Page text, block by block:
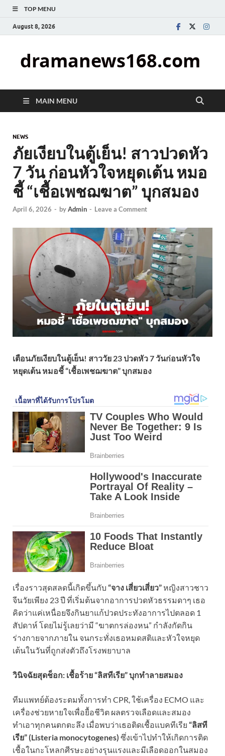
TOP MENU
August 8, 2026
dramanews168.com
MAIN MENU
NEWS
ภัยเงียบในตู้เย็น! สาวปวดหัว
7 วัน ก่อนหัวใจหยุดเต้น หมอ
ชี้ “เชื้อเพชฌฆาต” บุกสมอง
April 6, 2026 - byAdmin - Leave a Comment
เตือนภัยเงียบในตู้เย็น! สาววัย 23 ปวดหัว 7 วันก่อนหัวใจ
หยุดเต้น หมอชี้ “เชื้อเพชฌฆาต” บุกสมอง
เรื่องราวสุดสลดนี้เกิดขึ้นกับ “จาง เสี่ยวเสี่ยว”หญิงสาวชาว
จีนวัยเพียง 23 ปี ที่เริ่มต้นจากอาการปวดหัวธรรมดาๆ เธอ
คิดว่าแค่เหนื่อยจึงกินยาแก้ปวดประทังอาการไปตลอด 1
สัปดาห์ โดยไม่รู้เลยว่ามี “ฆาตกรล่องหน” กำลังกัดกิน
ร่างกายจากภายใน จนกระทั่งเธอหมดสติและหัวใจหยุด
เต้นในวันที่ถูกส่งตัวถึงโรงพยาบาล
วินิจฉัยสุดช็อก: เชื้อร้าย “ลิสทีเรีย” บุกทำลายสมอง
ทีมแพทย์ต้องระดมทั้งการทำ CPR, ใช้เครื่อง ECMO และ
เครื่องช่วยหายใจเพื่อยื้อชีวิต ผลตรวจเลือดและสมอง
ทำเอาทุกคนตกตะลึง เมื่อพบว่าเธอติดเชื้อแบคทีเรีย “ลิสที
เรีย” (Listeria monocytogenes) ซึ่งเข้าไปทำให้เกิดการติด
เชื้อในกะโหลกศีรษะอย่างรุนแรงและมีเลือดออกในสมอง